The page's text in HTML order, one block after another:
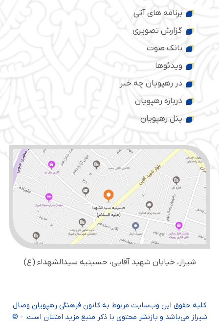
برنامه های آتی
گزارش تصویری
بانک صوت
ویدئوها
در رهپویان چه خبر
درباره رهپویان
پنل رهپویان
شیراز، خیابان شهید آقایی، حسینیه سید‌الشهداء (ع)
کلیه حقوق این وب‌سایت مربوط به کانون فرهنگی رهپویان وصال
شیراز می‌باشد و بازنشر محتوی با ذکر منبع مزید امتنان است. - ©